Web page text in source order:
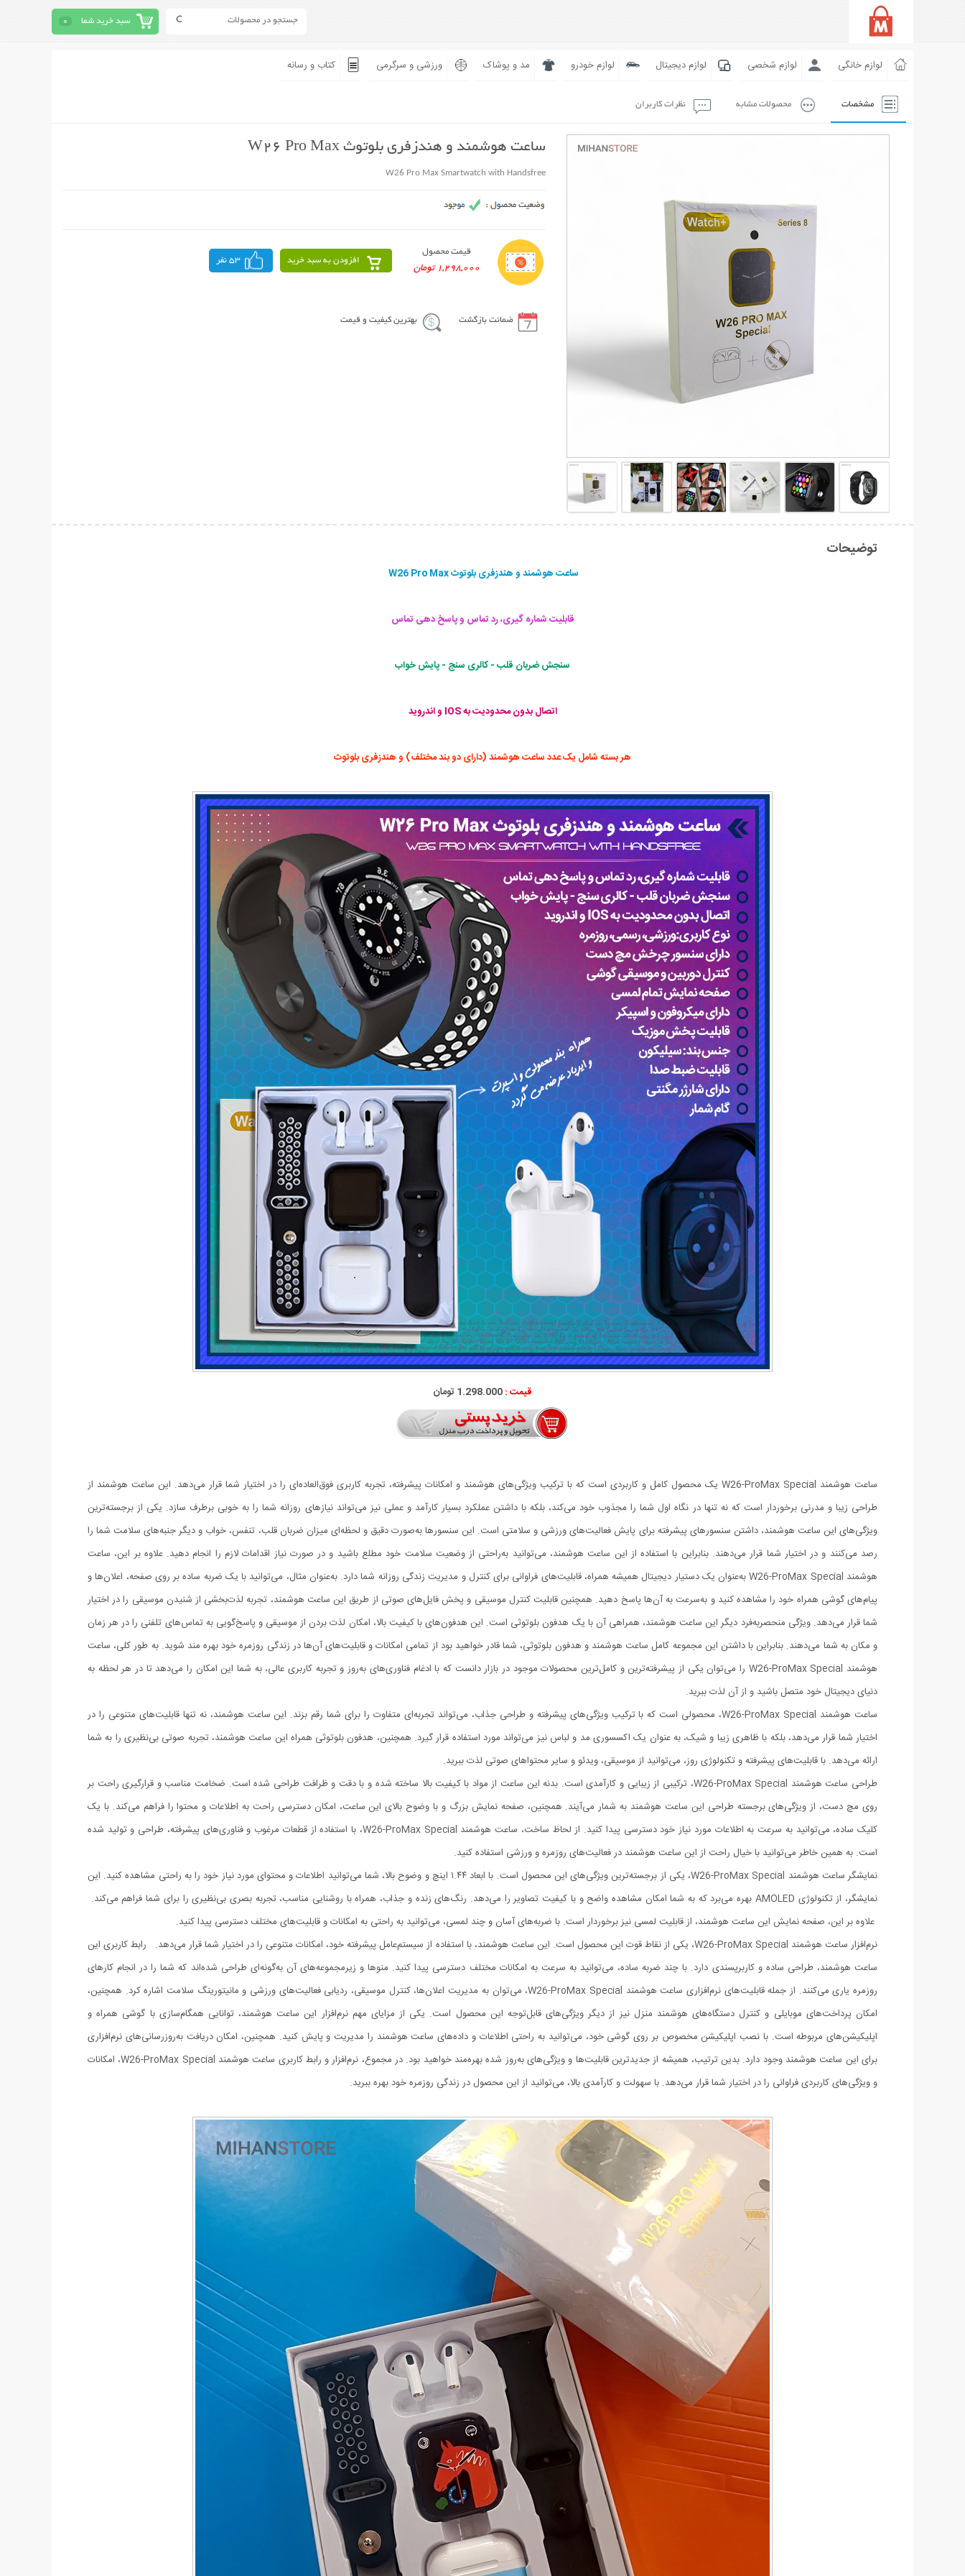
سبد خرید شما 0
لوازم خانگی لوازم شخصی لوازم دیجیتال لوازم خودرو مد و پوشاک ورزشی و سرگرمی کتاب و رسانه
مشخصات محصولات مشابه نظرات کاربران
ساعت هوشمند و هندزفری بلوتوث W26 Pro Max
W26 Pro Max Smartwatch with Handsfree
قیمت محصول
1,298,000 تومان
افزودن به سبد خرید 53 نفر
ضمانت بازگشت بهترین کیفیت و قیمت
توضیحات
ساعت هوشمند و هندزفری بلوتوث W26 Pro Max
قابلیت شماره گیری، رد تماس و پاسخ دهی تماس
سنجش ضربان قلب - کالری سنج - پایش خواب
اتصال بدون محدودیت به IOS و اندروید
هر بسته شامل یک عدد ساعت هوشمند (دارای دو بند مختلف) و هندزفری بلوتوث
قیمت :1.298.000 تومان
ساعت هوشمند W26-ProMax Special یک محصول کامل و کاربردی است که با ترکیب ویژگی‌های هوشمند و امکانات پیشرفته، تجربه کاربری فوق‌العاده‌ای را در اختیار شما قرار می‌دهد. این ساعت هوشمند از
طراحی زیبا و مدرنی برخوردار است که نه تنها در نگاه اول شما را مجذوب خود می‌کند، بلکه با داشتن عملکرد بسیار کارآمد و عملی نیز می‌تواند نیازهای روزانه شما را به خوبی برطرف سازد. یکی از برجسته‌ترین
ویژگی‌های این ساعت هوشمند، داشتن سنسورهای پیشرفته برای پایش فعالیت‌های ورزشی و سلامتی است. این سنسورها به‌صورت دقیق و لحظه‌ای میزان ضربان قلب، تنفس، خواب و دیگر جنبه‌های سلامت شما را
رصد می‌کنند و در اختیار شما قرار می‌دهند. بنابراین با استفاده از این ساعت هوشمند، می‌توانید به‌راحتی از وضعیت سلامت خود مطلع باشید و در صورت نیاز اقدامات لازم را انجام دهید. علاوه بر این، ساعت
هوشمند W26-ProMax Special به‌عنوان یک دستیار دیجیتال همیشه همراه، قابلیت‌های فراوانی برای کنترل و مدیریت زندگی روزانه شما دارد. به‌عنوان مثال، می‌توانید با یک ضربه ساده بر روی صفحه، اعلان‌ها و
پیام‌های گوشی همراه خود را مشاهده کنید و به‌سرعت به آن‌ها پاسخ دهید. همچنین قابلیت کنترل موسیقی و پخش فایل‌های صوتی از طریق این ساعت هوشمند، تجربه لذت‌بخشی از شنیدن موسیقی را در اختیار
شما قرار می‌دهد. ویژگی منحصربه‌فرد دیگر این ساعت هوشمند، همراهی آن با یک هدفون بلوتوثی است. این هدفون‌های با کیفیت بالا، امکان لذت بردن از موسیقی و پاسخ‌گویی به تماس‌های تلفنی را در هر زمان
و مکان به شما می‌دهند. بنابراین با داشتن این مجموعه کامل ساعت هوشمند و هدفون بلوتوثی، شما قادر خواهید بود از تمامی امکانات و قابلیت‌های آن‌ها در زندگی روزمره خود بهره مند شوید. به طور کلی، ساعت
هوشمند W26-ProMax Special را می‌توان یکی از پیشرفته‌ترین و کامل‌ترین محصولات موجود در بازار دانست که با ادغام فناوری‌های به‌روز و تجربه کاربری عالی، به شما این امکان را می‌دهد تا در هر لحظه به
دنیای دیجیتال خود متصل باشید و از آن لذت ببرید.
ساعت هوشمند W26-ProMax Special، محصولی است که با ترکیب ویژگی‌های پیشرفته و طراحی جذاب، می‌تواند تجربه‌ای متفاوت را برای شما رقم بزند. این ساعت هوشمند، نه تنها قابلیت‌های متنوعی را در
اختیار شما قرار می‌دهد، بلکه با ظاهری زیبا و شیک، به عنوان یک اکسسوری مد و لباس نیز می‌تواند مورد استفاده قرار گیرد. همچنین، هدفون بلوتوثی همراه این ساعت هوشمند، تجربه صوتی بی‌نظیری را به شما
ارائه می‌دهد. با قابلیت‌های پیشرفته و تکنولوژی روز، می‌توانید از موسیقی، ویدئو و سایر محتواهای صوتی لذت ببرید.
طراحی ساعت هوشمند W26-ProMax Special، ترکیبی از زیبایی و کارآمدی است. بدنه این ساعت از مواد با کیفیت بالا ساخته شده و با دقت و ظرافت طراحی شده است. ضخامت مناسب و قرارگیری راحت بر
روی مچ دست، از ویژگی‌های برجسته طراحی این ساعت هوشمند به شمار می‌آیند. همچنین، صفحه نمایش بزرگ و با وضوح بالای این ساعت، امکان دسترسی راحت به اطلاعات و محتوا را فراهم می‌کند. با یک
کلیک ساده، می‌توانید به سرعت به اطلاعات مورد نیاز خود دسترسی پیدا کنید. از لحاظ ساخت، ساعت هوشمند W26-ProMax Special، با استفاده از قطعات مرغوب و فناوری‌های پیشرفته، طراحی و تولید شده
است. به همین خاطر می‌توانید با خیال راحت از این ساعت هوشمند در فعالیت‌های روزمره و ورزشی استفاده کنید.
نمایشگر ساعت هوشمند W26-ProMax Special، یکی از برجسته‌ترین ویژگی‌های این محصول است. با ابعاد ۱.۴۴ اینچ و وضوح بالا، شما می‌توانید اطلاعات و محتوای مورد نیاز خود را به راحتی مشاهده کنید. این
نمایشگر، از تکنولوژی AMOLED بهره می‌برد که به شما امکان مشاهده واضح و با کیفیت تصاویر را می‌دهد. رنگ‌های زنده و جذاب، همراه با روشنایی مناسب، تجربه بصری بی‌نظیری را برای شما فراهم می‌کند.
علاوه بر این، صفحه نمایش این ساعت هوشمند، از قابلیت لمسی نیز برخوردار است. با ضربه‌های آسان و چند لمسی، می‌توانید به راحتی به امکانات و قابلیت‌های مختلف دسترسی پیدا کنید.
نرم‌افزار ساعت هوشمند W26-ProMax Special، یکی از نقاط قوت این محصول است. این ساعت هوشمند، با استفاده از سیستم‌عامل پیشرفته خود، امکانات متنوعی را در اختیار شما قرار می‌دهد. رابط کاربری این
ساعت هوشمند، طراحی ساده و کاربرپسندی دارد. با چند ضربه ساده، می‌توانید به سرعت به امکانات مختلف دسترسی پیدا کنید. منوها و زیرمجموعه‌های آن به‌گونه‌ای طراحی شده‌اند که شما را در انجام کارهای
روزمره یاری می‌کنند. از جمله قابلیت‌های نرم‌افزاری ساعت هوشمند W26-ProMax Special، می‌توان به مدیریت اعلان‌ها، کنترل موسیقی، ردیابی فعالیت‌های ورزشی و مانیتورینگ سلامت اشاره کرد. همچنین،
امکان پرداخت‌های موبایلی و کنترل دستگاه‌های هوشمند منزل نیز از دیگر ویژگی‌های قابل‌توجه این محصول است. یکی از مزایای مهم نرم‌افزار این ساعت هوشمند، توانایی همگام‌سازی با گوشی همراه و
اپلیکیشن‌های مربوطه است. با نصب اپلیکیشن مخصوص بر روی گوشی خود، می‌توانید به راحتی اطلاعات و داده‌های ساعت هوشمند را مدیریت و پایش کنید. همچنین، امکان دریافت به‌روزرسانی‌های نرم‌افزاری
برای این ساعت هوشمند وجود دارد. بدین ترتیب، همیشه از جدیدترین قابلیت‌ها و ویژگی‌های به‌روز شده بهره‌مند خواهید بود. در مجموع، نرم‌افزار و رابط کاربری ساعت هوشمند W26-ProMax Special، امکانات
و ویژگی‌های کاربردی فراوانی را در اختیار شما قرار می‌دهد. با سهولت و کارآمدی بالا، می‌توانید از این محصول در زندگی روزمره خود بهره ببرید.